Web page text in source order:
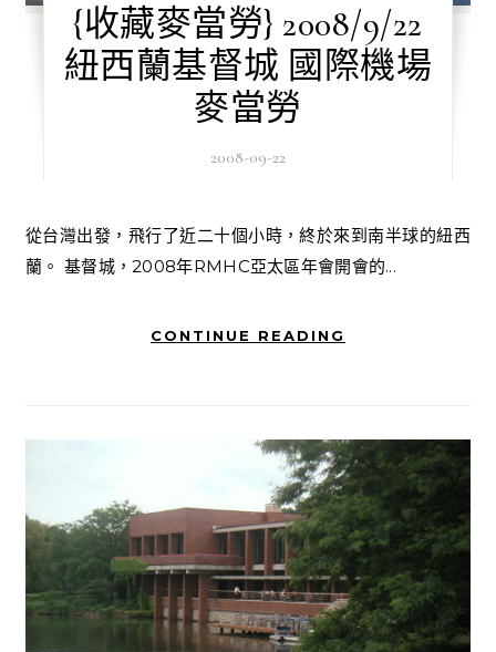
{收藏麥當勞} 2008/9/22
紐西蘭基督城 國際機場
麥當勞
2008-09-22
從台灣出發，飛行了近二十個小時，終於來到南半球的紐西
蘭。 基督城，2008年RMHC亞太區年會開會的...
CONTINUE READING